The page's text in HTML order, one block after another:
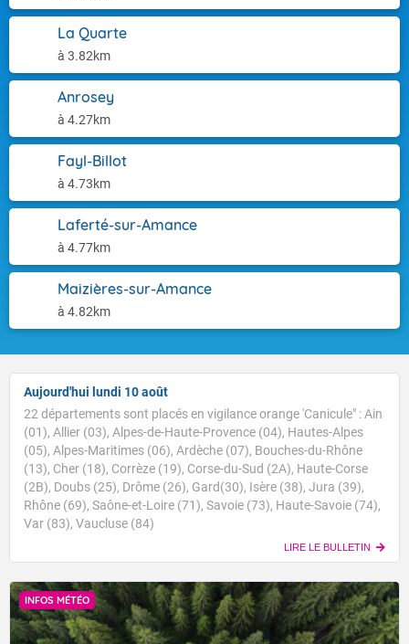
La Quarte
à 3.82km
Anrosey
à 4.27km
Fayl-Billot
à 4.73km
Laferté-sur-Amance
à 4.77km
Maizières-sur-Amance
à 4.82km
Aujourd'hui lundi 10 août
22 départements sont placés en vigilance orange 'Canicule" : Ain
(01), Allier (03), Alpes-de-Haute-Provence (04), Hautes-Alpes
(05), Alpes-Maritimes (06), Ardèche (07), Bouches-du-Rhône
(13), Cher (18), Corrèze (19), Corse-du-Sud (2A), Haute-Corse
(2B), Doubs (25), Drôme (26), Gard(30), Isère (38), Jura (39),
Rhône (69), Saône-et-Loire (71), Savoie (73), Haute-Savoie (74),
Var (83), Vaucluse (84)
LIRE LE BULLETIN
INFOS MÉTÉO